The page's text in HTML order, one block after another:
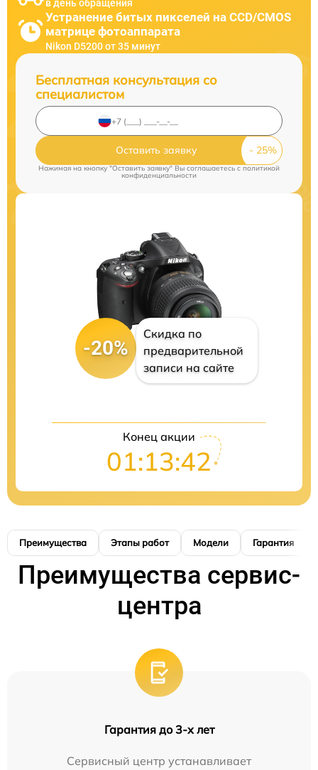
в день обращения
Устранение битых пикселей на CCD/CMOS
матрице фотоаппарата
Nikon D5200 от 35 минут
Бесплатная консультация со
специалистом
Оставить заявку
Нажимая на кнопку "Оставить заявку" Вы соглашаетесь cполитикой
конфиденциальности
-20%
Скидка по
предварительной
записи на сайте
Конец акции
01:13:41
Преимущества Этапы работ Модели Гарантия
Преимущества сервис-
центра
Гарантия до 3-х лет
Сервисный центр устанавливает